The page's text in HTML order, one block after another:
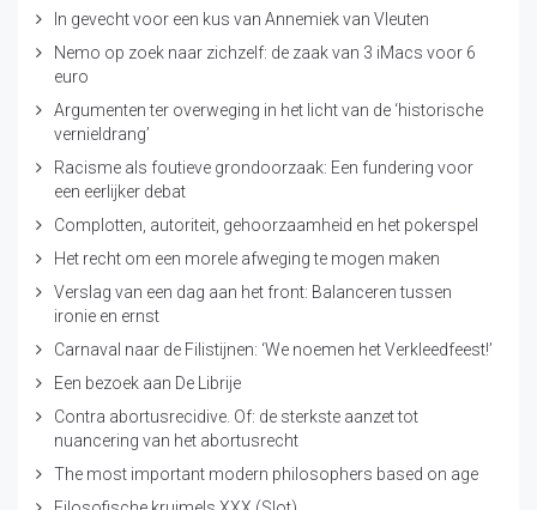
In gevecht voor een kus van Annemiek van Vleuten
Nemo op zoek naar zichzelf: de zaak van 3 iMacs voor 6
euro
Argumenten ter overweging in het licht van de ‘historische
vernieldrang’
Racisme als foutieve grondoorzaak: Een fundering voor
een eerlijker debat
Complotten, autoriteit, gehoorzaamheid en het pokerspel
Het recht om een morele afweging te mogen maken
Verslag van een dag aan het front: Balanceren tussen
ironie en ernst
Carnaval naar de Filistijnen: ‘We noemen het Verkleedfeest!’
Een bezoek aan De Librije
Contra abortusrecidive. Of: de sterkste aanzet tot
nuancering van het abortusrecht
The most important modern philosophers based on age